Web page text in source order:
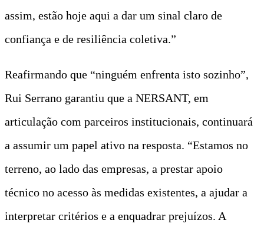
assim, estão hoje aqui a dar um sinal claro de
confiança e de resiliência coletiva.”
Reafirmando que “ninguém enfrenta isto sozinho”,
Rui Serrano garantiu que a NERSANT, em
articulação com parceiros institucionais, continuará
a assumir um papel ativo na resposta. “Estamos no
terreno, ao lado das empresas, a prestar apoio
técnico no acesso às medidas existentes, a ajudar a
interpretar critérios e a enquadrar prejuízos. A